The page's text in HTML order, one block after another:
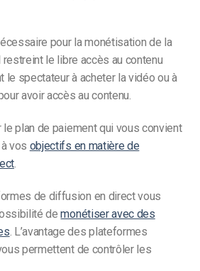
pour la monétisation de la
restreint le libre accès au contenu
le spectateur à acheter la vidéo ou à
avoir accès au contenu.
le plan de paiement qui vous convient
vos objectifs en matière de
.
de diffusion en direct vous
demonétiser avec des
. L’avantage des plateformes
permettent de contrôler les